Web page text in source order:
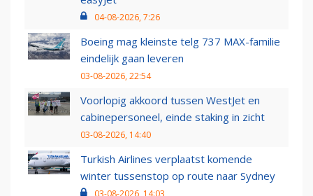
04-08-2026, 7:26
Boeing mag kleinste telg 737 MAX-familie
eindelijk gaan leveren
03-08-2026, 22:54
Voorlopig akkoord tussen WestJet en
cabinepersoneel, einde staking in zicht
03-08-2026, 14:40
Turkish Airlines verplaatst komende
winter tussenstop op route naar Sydney
03-08-2026, 14:03